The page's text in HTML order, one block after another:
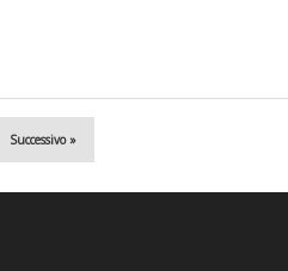
Successivo »